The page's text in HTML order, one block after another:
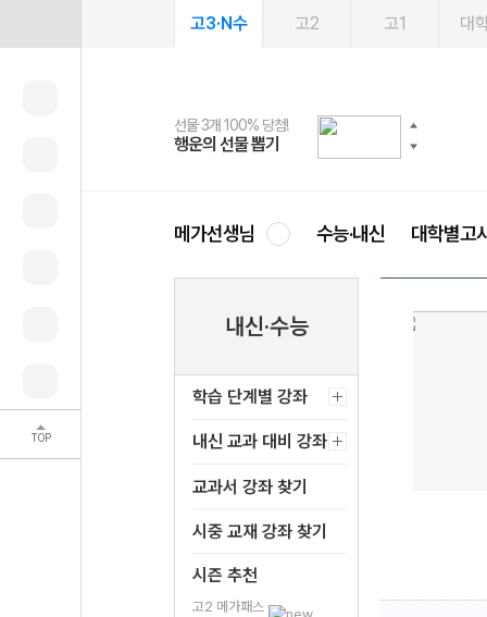
TOP
고3·N수 고2 고1 대
선물 3개 100% 당첨!
행운의 선물 뽑기
선물 100% 증정!
메가스터디 X 올리브
여름방학 스터디 캐시백
메가런 썸머스쿨
2027 러셀 단과
강사 공개선발
스마트러닝앱
설문 EVENT
메가패스
3일 무료 체험권
메가패스 수강생 무료혜택!
메가클럽 멤버십
사회공헌 캠페인
희망이룸 메가나눔
메가선생님 수능·내신 대학별고
내신·수능
학습 단계별 강좌
내신 교과 대비 강좌
교과서 강좌 찾기
시중 교재 강좌 찾기
시즌 추천
고2 메가패스